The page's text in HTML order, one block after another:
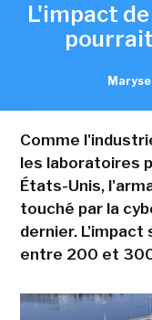
L'impact
Comme
les laboratoires
États-Unis,
touché par la
dernier.
entre 200 et